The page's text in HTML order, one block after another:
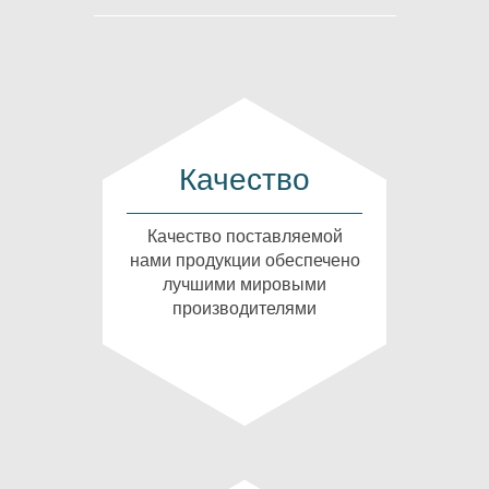
Качество
Качество поставляемой
нами продукции обеспечено
лучшими мировыми
производителями